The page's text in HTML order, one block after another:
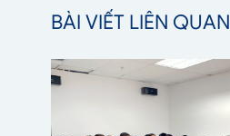
BÀI VIẾT LIÊN QUAN